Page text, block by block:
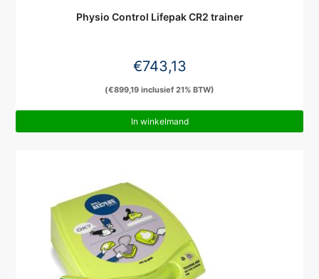
Physio Control Lifepak CR2 trainer
€743,13
(€899,19 inclusief 21% BTW)
In winkelmand